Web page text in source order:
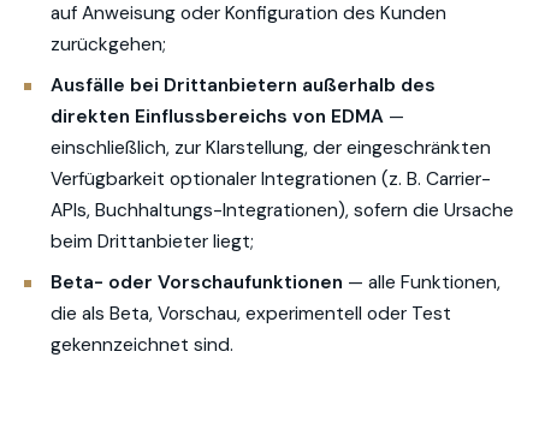
auf Anweisung oder Konfiguration des Kunden
zurückgehen;
Ausfälle bei Drittanbietern außerhalb des
direkten Einflussbereichs von EDMA —
einschließlich, zur Klarstellung, der eingeschränkten
Verfügbarkeit optionaler Integrationen (z. B. Carrier-
APIs, Buchhaltungs-Integrationen), sofern die Ursache
beim Drittanbieter liegt;
Beta- oder Vorschaufunktionen — alle Funktionen,
die als Beta, Vorschau, experimentell oder Test
gekennzeichnet sind.